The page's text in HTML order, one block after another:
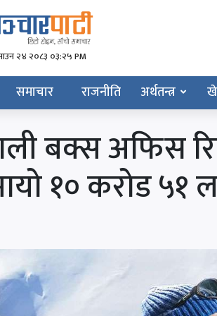
२४ २०८३ ०३:२५ PM
समाचार राजनीति अर्थतन्त्र
बक्स अफिस
१० करोड ५१